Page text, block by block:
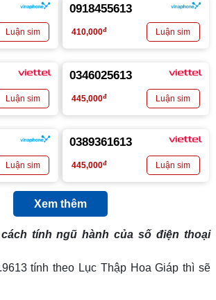
0918455613
410,000đ
0346025613
445,000đ
0389361613
445,000đ
Xem thêm
tính ngũ hành của số điện thoại
tính theo Lục Thập Hoa Giáp thì sẽ